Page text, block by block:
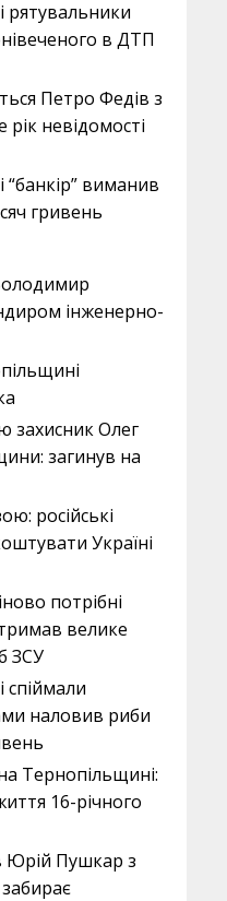
рятувальники
в ДТП
Петро Федів з
невідомості
виманив
гривень
інженерно-
захисник Олег
загинув на
російські
Україні
потрібні
велике
ЗСУ
наловив риби
Тернопільщині:
16-річного
Юрій Пушкар з